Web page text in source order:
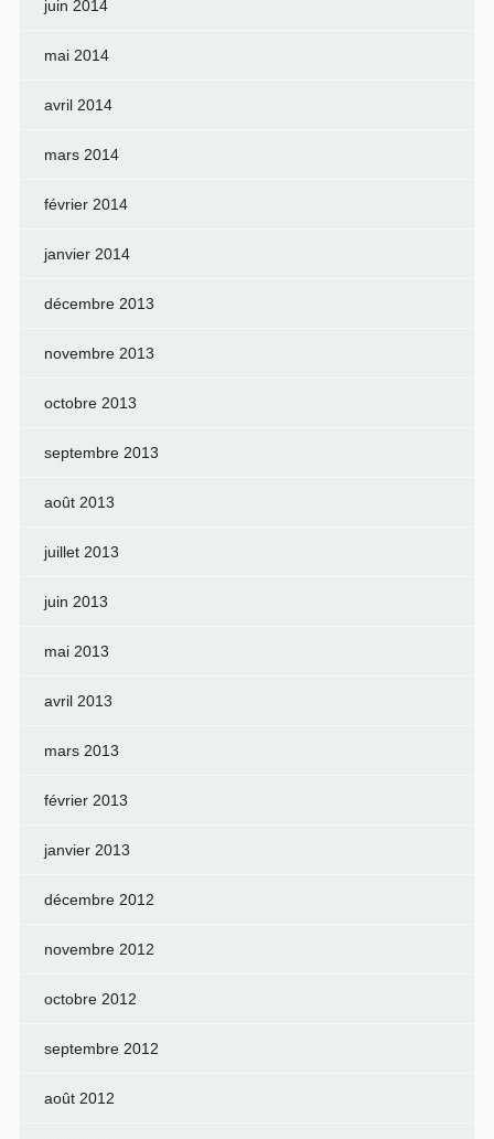
juin 2014
mai 2014
avril 2014
mars 2014
février 2014
janvier 2014
décembre 2013
novembre 2013
octobre 2013
septembre 2013
août 2013
juillet 2013
juin 2013
mai 2013
avril 2013
mars 2013
février 2013
janvier 2013
décembre 2012
novembre 2012
octobre 2012
septembre 2012
août 2012